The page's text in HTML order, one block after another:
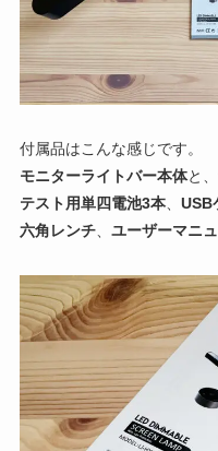
付属品はこんな感じです。
モニターライトバー本体と、
テスト用単四電池3本、 USB
六角レンチ、 ユーザーマニ